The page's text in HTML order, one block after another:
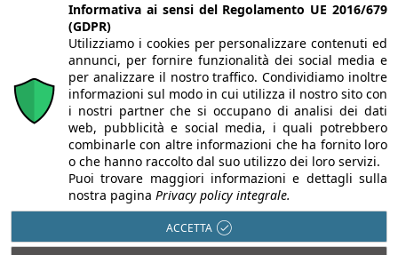
Chi siamo Autori Per la tua pubblicità
Iscriviti alla
newsletter
Infobuild è testata registrata presso il Tribunale di Milano al n° 63
Informativa ai sensi del Regolamento UE 2016/679
(GDPR)
Utilizziamo i cookies per personalizzare contenuti ed
annunci, per fornire funzionalità dei social media e
per analizzare il nostro traffico. Condividiamo inoltre
informazioni sul modo in cui utilizza il nostro sito con
i nostri partner che si occupano di analisi dei dati
web, pubblicità e social media, i quali potrebbero
combinarle con altre informazioni che ha fornito loro
o che hanno raccolto dal suo utilizzo dei loro servizi.
Puoi trovare maggiori informazioni e dettagli sulla
nostra pagina Privacy policy integrale.
ACCETTA